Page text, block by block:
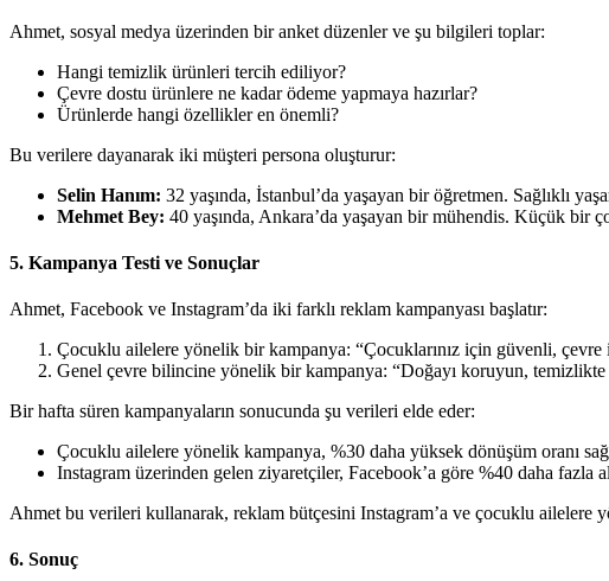
Ahmet, sosyal medya üzerinden bir anket düzenler ve şu bilgileri toplar:
Hangi temizlik ürünleri tercih ediliyor?
Çevre dostu ürünlere ne kadar ödeme yapmaya hazırlar?
Ürünlerde hangi özellikler en önemli?
Bu verilere dayanarak iki müşteri persona oluşturur:
Selin Hanım: 32 yaşında, İstanbul’da yaşayan bir öğretmen. Sağlıklı
Mehmet Bey: 40 yaşında, Ankara’da yaşayan bir mühendis. Küçük bir
5. Kampanya Testi ve Sonuçlar
Ahmet, Facebook ve Instagram’da iki farklı reklam kampanyası başlatır:
Çocuklu ailelere yönelik bir kampanya: “Çocuklarınız için güvenli, çevre
Genel çevre bilincine yönelik bir kampanya: “Doğayı koruyun, temizlikte
Bir hafta süren kampanyaların sonucunda şu verileri elde eder:
Çocuklu ailelere yönelik kampanya, %30 daha yüksek dönüşüm oranı
Instagram üzerinden gelen ziyaretçiler, Facebook’a göre %40 daha fazla
Ahmet bu verileri kullanarak, reklam bütçesini Instagram’a ve çocuklu ailelere
6. Sonuç